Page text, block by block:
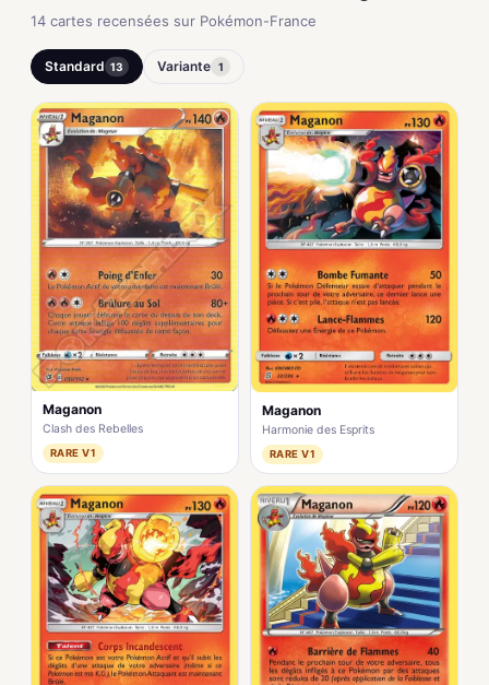
14 cartes recensées sur Pokémon-France
Standard 13 Variante 1
Maganon
Clash des Rebelles
RARE V1
Maganon
Harmonie des Esprits
RARE V1